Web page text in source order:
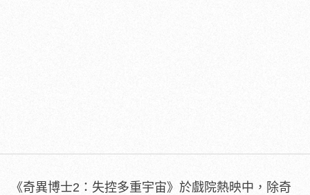
《奇異博士2：失控多重宇宙》於戲院熱映中，除奇